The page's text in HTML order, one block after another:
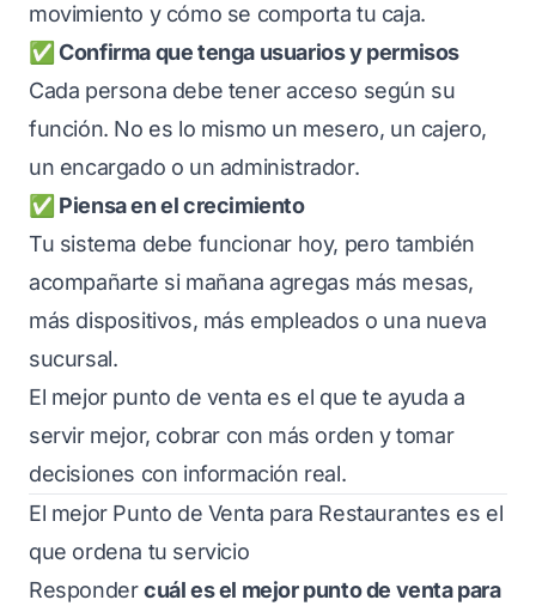
movimiento y cómo se comporta tu caja.
✅ Confirma que tenga usuarios y permisos
Cada persona debe tener acceso según su
función. No es lo mismo un mesero, un cajero,
un encargado o un administrador.
✅ Piensa en el crecimiento
Tu sistema debe funcionar hoy, pero también
acompañarte si mañana agregas más mesas,
más dispositivos, más empleados o una nueva
sucursal.
El mejor punto de venta es el que te ayuda a
servir mejor, cobrar con más orden y tomar
decisiones con información real.
El mejor Punto de Venta para Restaurantes es el
que ordena tu servicio
Respondercuál es el mejor punto de venta para